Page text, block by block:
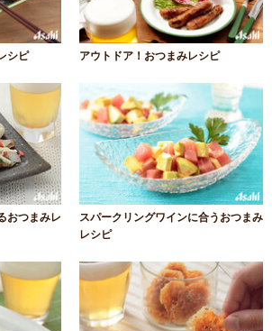
シピ アウトドア！おつまみレシピ
おつまみレ
スパークリングワインに合うおつまみ
レシピ